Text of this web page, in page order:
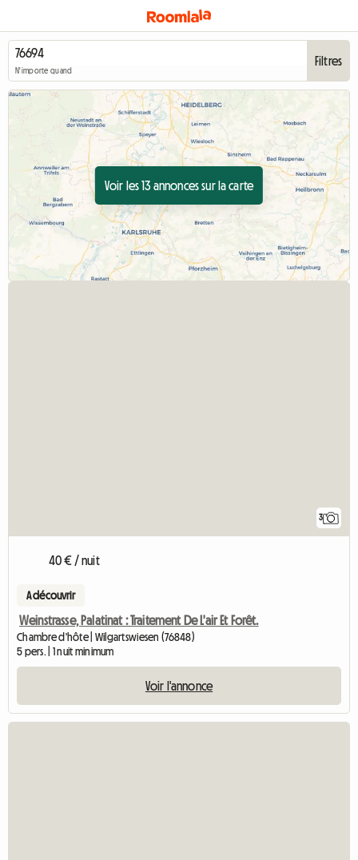
N'importe quand
Filtres
Voir les 13 annonces sur la carte
3
40 € / nuit
A découvrir
Weinstrasse, Palatinat : Traitement De L'air Et Forêt.
Chambre d'hôte | Wilgartswiesen (76848)
5 pers. | 1 nuit minimum
Voir l'annonce